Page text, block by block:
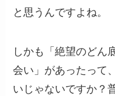
と思うんですよね。
しかも「絶望のどん
会い」があったって
いじゃないですか？